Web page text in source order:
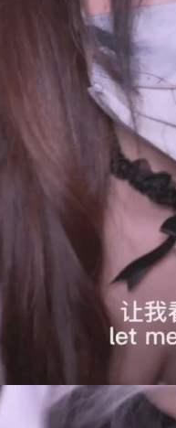
普通:
:免
已有1